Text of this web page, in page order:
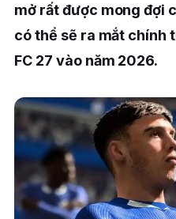
mở rất được mong đợi
có thể sẽ ra mắt chính
FC 27 vào năm 2026.